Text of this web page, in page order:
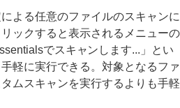
よる任意のファイルのスキャンに
ックすると表示されるメニューの
でスキャンします...」とい
軽に実行できる。対象となるファ
ムスキャンを実行するよりも手軽